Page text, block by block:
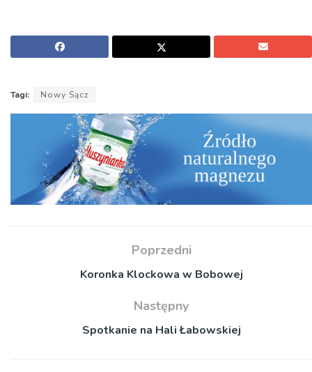
Tagi: Nowy Sącz
Poprzedni
Koronka Klockowa w Bobowej
Następny
Spotkanie na Hali Łabowskiej